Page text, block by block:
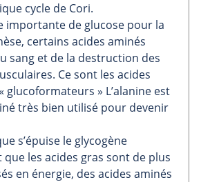
cycle de Cori.
importante de glucose pour la
certains acides aminés
sang et de la destruction des
Ce sont les acides
glucoformateurs » L’alanine est
très bien utilisé pour devenir
s’épuise le glycogène
les acides gras sont de plus
en énergie, des acides aminés